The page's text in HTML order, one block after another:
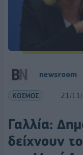
newsroom
ΚΟΣΜΟΣ 21/
Γαλλία:
δείχνουν